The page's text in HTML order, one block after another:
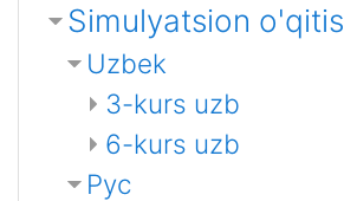
Simulyatsion
Uzbek
3-kurs uzb
6-kurs uzb
Рус